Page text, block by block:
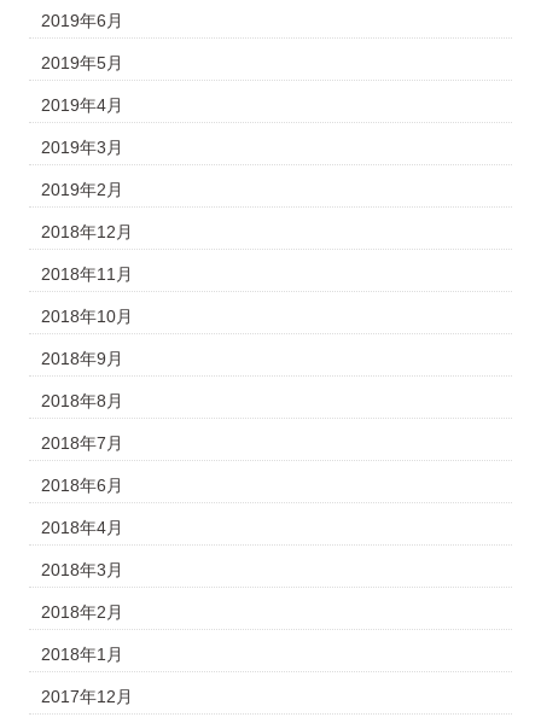
2019年6月
2019年5月
2019年4月
2019年3月
2019年2月
2018年12月
2018年11月
2018年10月
2018年9月
2018年8月
2018年7月
2018年6月
2018年4月
2018年3月
2018年2月
2018年1月
2017年12月